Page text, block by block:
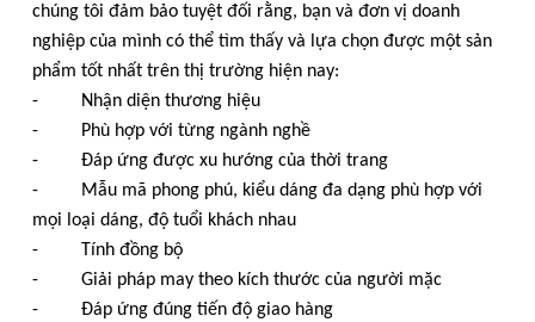
chúng tôi đảm bảo tuyệt đối rằng, bạn và đơn vị doanh
nghiệp của mình có thể tìm thấy và lựa chọn được một sản
phẩm tốt nhất trên thị trường hiện nay:
- Nhận diện thương hiệu
- Phù hợp với từng ngành nghề
- Đáp ứng được xu hướng của thời trang
- Mẫu mã phong phú, kiểu dáng đa dạng phù hợp với
mọi loại dáng, độ tuổi khách nhau
- Tính đồng bộ
- Giải pháp may theo kích thước của người mặc
- Đáp ứng đúng tiến độ giao hàng